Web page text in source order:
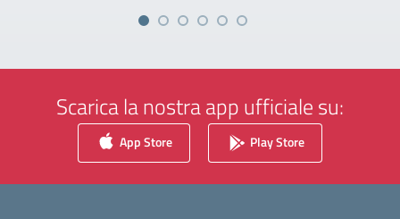
Scarica la nostra app ufficiale su:
App Store Play Store